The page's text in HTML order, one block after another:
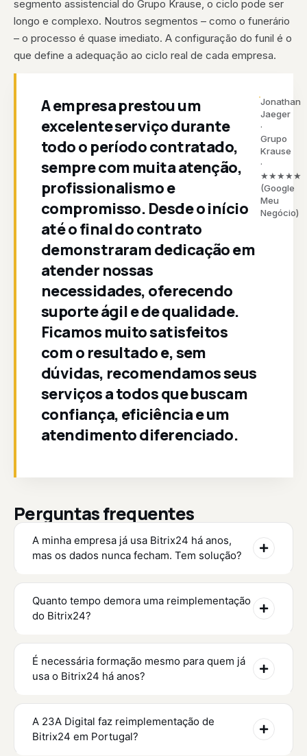
segmento assistencial do Grupo Krause, o ciclo pode ser
longo e complexo. Noutros segmentos – como o funerário
– o processo é quase imediato. A configuração do funil é o
que define a adequação ao ciclo real de cada empresa.
A empresa prestou um
excelente serviço durante
todo o período contratado,
sempre com muita atenção,
profissionalismo e
compromisso. Desde o início
até o final do contrato
demonstraram dedicação em
atender nossas
necessidades, oferecendo
suporte ágil e de qualidade.
Ficamos muito satisfeitos
com o resultado e, sem
dúvidas, recomendamos seus
serviços a todos que buscam
confiança, eficiência e um
atendimento diferenciado.
Jonathan
Jaeger
·
Grupo
Krause
·
★★★★★
(Google
Meu
Negócio)
Perguntas frequentes
A minha empresa já usa Bitrix24 há anos,
mas os dados nunca fecham. Tem solução?
Quanto tempo demora uma reimplementação
do Bitrix24?
É necessária formação mesmo para quem já
usa o Bitrix24 há anos?
A 23A Digital faz reimplementação de
Bitrix24 em Portugal?